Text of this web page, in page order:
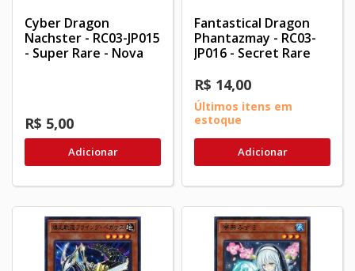
Cyber Dragon
Nachster - RC03-JP015
- Super Rare - Nova
R$ 5,00
Adicionar
Fantastical Dragon
Phantazmay - RC03-
JP016 - Secret Rare
R$ 14,00
Últimos itens em
estoque
Adicionar